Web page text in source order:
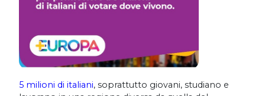
5 milioni di italiani, soprattutto giovani, studiano e